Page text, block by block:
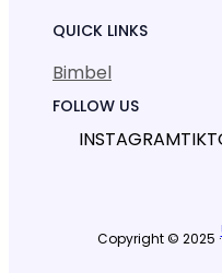
QUICK LINKS
Bimbel
FOLLOW US
INSTAGRAM
Copyright © 2025 ·